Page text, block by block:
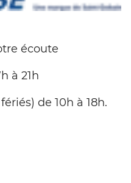
écoute
à 21h
de 10h à 18h.